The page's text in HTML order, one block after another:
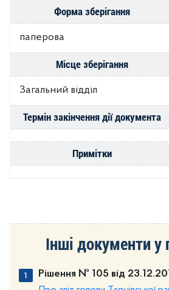
Форма зберігання
паперова
Місце зберігання
Загальний відділ
Термін закінчення дії документа
Примітки
Інші документи у
Рішення № 105 від